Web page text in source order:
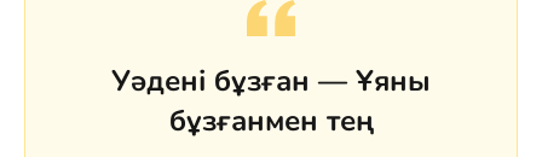
Уәдені бұзған — Ұяны
бұзғанмен тең